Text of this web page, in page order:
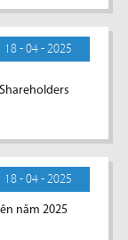
18 - 04 - 2025
18 - 04 - 2025
năm 2025